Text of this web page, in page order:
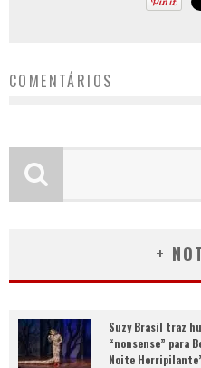
COMENTÁRIOS
+
Suzy Brasil traz
“nonsense” para
Noite